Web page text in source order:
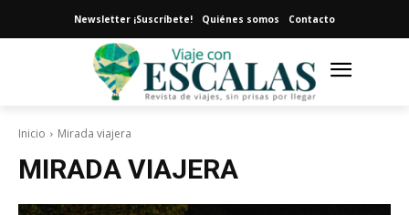
Newsletter ¡Suscríbete! Quiénes somos Contacto
Inicio Mirada viajera
MIRADA VIAJERA